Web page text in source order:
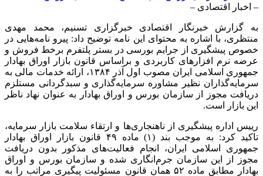
– اخبار اقتصادی –
به گزارش خبرنگار اقتصادی خبرگزاری تسنیم، محمد مهدی
منتظری، با اشاره به محتوای این نامه توضیح داد: پیرو نامه‌هایی در
خصوص پیشگیری از جرایم بورسی در بستر پلتفرم برخط فروش و
عرضه نرم افزارهای کاربردی و براساس قانون بازار اوراق بهادار
جمهوری اسلامی ایران مصوب اول آذر ۱۳۸۴، ارائه خدمات مالی به
سرمایه‌گذاران نظیر مشاوره سرمایه‌گذاری و سبدگردانی مستلزم
دریافت مجوز از سازمان بورس و اوراق بهادار به عنوان نهاد ناظر
این بازار است.
رییس اداره پیشگیری از ناهنجاری‌ها و ارتقاء سلامت بازار سرمایه،
تاکید کرد: به موجب بند (۱) ماده ۴۹ قانون بازار اوراق بهادار
جمهوری اسلامی ایران، انجام فعالیت‌های مذکور بدون دریافت
مجوز از این سازمان جرم‌انگاری شده و سازمان بورس و اوراق
بهادار مطابق ماده ۵۲ همان قانون مسئولیت پیگیری مراتب را به